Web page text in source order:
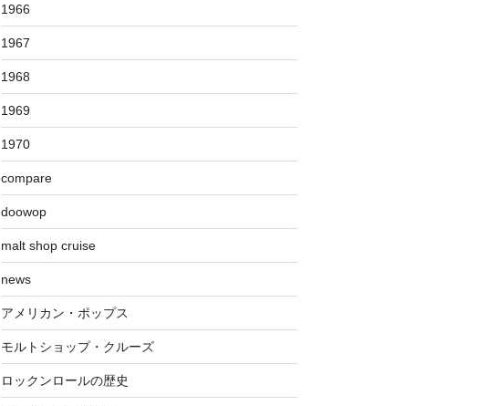
1966
1967
1968
1969
1970
compare
doowop
malt shop cruise
news
アメリカン・ポップス
モルトショップ・クルーズ
ロックンロールの歴史